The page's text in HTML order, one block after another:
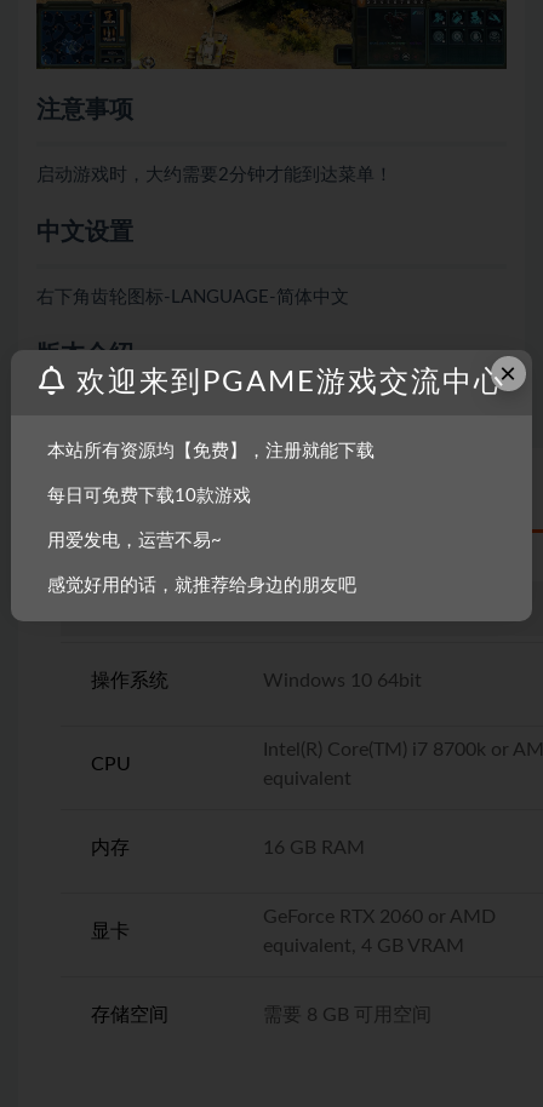
注意事项
启动游戏时，大约需要2分钟才能到达菜单！
中文设置
右下角齿轮图标-LANGUAGE-简体中文
版本介绍
配置要求
操作系统
CPU
内存
显卡
存储空间
Windows 10 64bit
Intel(R) Core(TM) i7 8700k or
equivalent
16 GB RAM
GeForce RTX 2060 or AMD
equivalent, 4 GB VRAM
需要 8 GB 可用空间
×
欢迎来到PGAME游戏交流中心
本站所有资源均【免费】，注册就能下载
每日可免费下载10款游戏
用爱发电，运营不易~
感觉好用的话，就推荐给身边的朋友吧